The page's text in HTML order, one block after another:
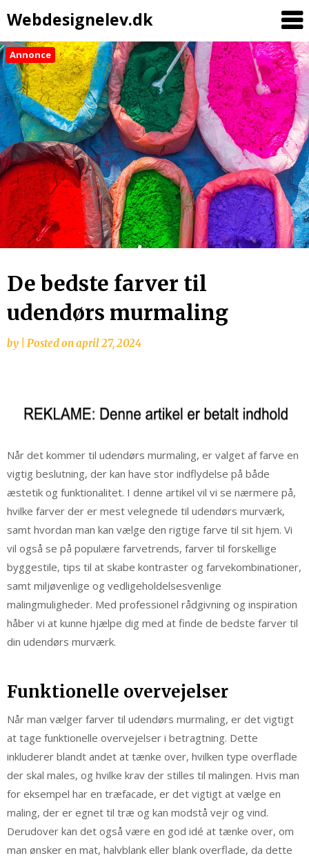
Webdesignelev.dk
Annonce
De bedste farver til
udendørs murmaling
by Posted onapril 27, 2024
Når det kommer til udendørs murmaling, er valget af farve en
vigtig beslutning, der kan have stor indflydelse på både
æstetik og funktionalitet. I denne artikel vil vi se nærmere på,
hvilke farver der er mest velegnede til udendørs murværk,
samt hvordan man kan vælge den rigtige farve til sit hjem. Vi
vil også se på populære farvetrends, farver til forskellige
byggestile, tips til at skabe kontraster og farvekombinationer,
samt miljøvenlige og vedligeholdelsesvenlige
malingmuligheder. Med professionel rådgivning og inspiration
håber vi at kunne hjælpe dig med at finde de bedste farver til
din udendørs murværk.
Funktionelle overvejelser
Når man vælger farver til udendørs murmaling, er det vigtigt
at tage funktionelle overvejelser i betragtning. Dette
inkluderer blandt andet at tænke over, hvilken type overflade
der skal males, og hvilke krav der stilles til malingen. Hvis man
for eksempel har en træfacade, er det vigtigt at vælge en
maling, der er egnet til træ og kan modstå vejr og vind.
Derudover kan det også være en god idé at tænke over, om
man ønsker en mat, halvblank eller blank overflade, da dette